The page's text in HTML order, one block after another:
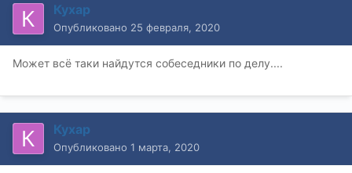
Кухар
Опубликовано 25 февраля, 2020
Может всё таки найдутся собеседники по делу....
Кухар
Опубликовано 1 марта, 2020